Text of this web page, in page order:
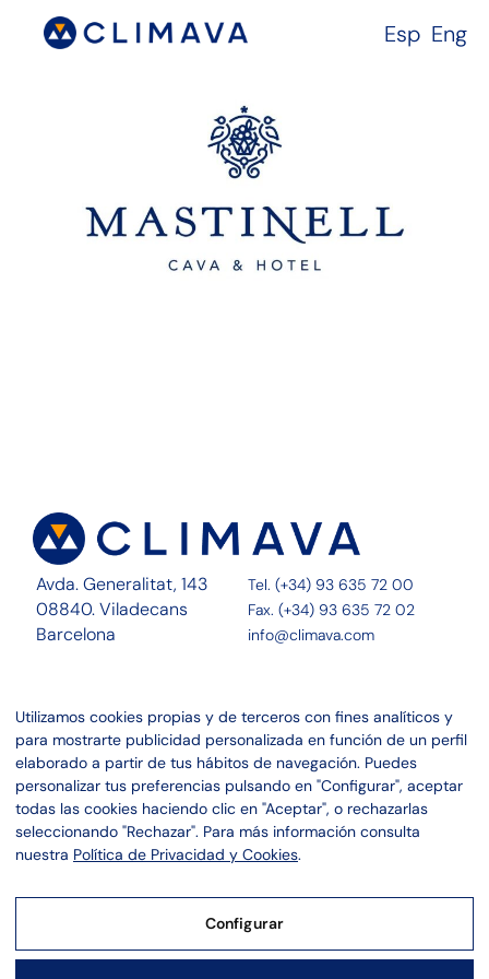
Esp Eng
Avda. Generalitat, 143
08840. Viladecans
Barcelona
Tel. (+34) 93 635 72 00
Fax. (+34) 93 635 72 02
info@climava.com
Servicios
Proyectos
Noticias
Canal ético
Linkedin
Instagram
Aviso legal
Política de privacidad
Política de cookies
Utilizamos cookies propias y de terceros con fines analíticos y
para mostrarte publicidad personalizada en función de un perfil
elaborado a partir de tus hábitos de navegación. Puedes
personalizar tus preferencias pulsando en "Configurar", aceptar
todas las cookies haciendo clic en "Aceptar", o rechazarlas
seleccionando "Rechazar". Para más información consulta
nuestra Política de Privacidad y Cookies.
Configurar